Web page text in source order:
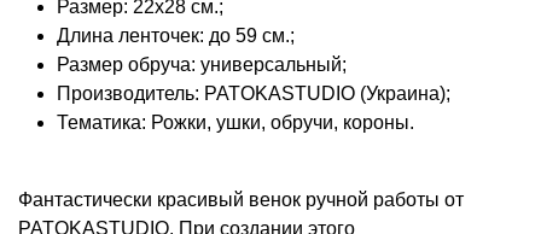
Размер: 22х28 см.;
Длина ленточек: до 59 см.;
Размер обруча: универсальный;
Производитель: PATOKASTUDIO (Украина);
Тематика: Рожки, ушки, обручи, короны.
Фантастически красивый венок ручной работы от
PATOKASTUDIO. При создании этого